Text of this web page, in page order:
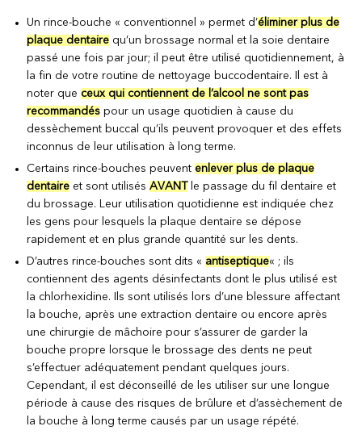
Un rince-bouche « conventionnel » permet d’éliminer plus de
plaque dentaire qu’un brossage normal et la soie dentaire
passé une fois par jour; il peut être utilisé quotidiennement, à
la fin de votre routine de nettoyage buccodentaire. Il est à
noter que ceux qui contiennent de l’alcool ne sont pas
recommandés pour un usage quotidien à cause du
dessèchement buccal qu’ils peuvent provoquer et des effets
inconnus de leur utilisation à long terme.
Certains rince-bouches peuvent enlever plus de plaque
dentaire et sont utilisésAVANTle passage du fil dentaire et
du brossage. Leur utilisation quotidienne est indiquée chez
les gens pour lesquels la plaque dentaire se dépose
rapidement et en plus grande quantité sur les dents.
D’autres rince-bouches sont dits « antiseptique« ; ils
contiennent des agents désinfectants dont le plus utilisé est
la chlorhexidine. Ils sont utilisés lors d’une blessure affectant
la bouche, après une extraction dentaire ou encore après
une chirurgie de mâchoire pour s’assurer de garder la
bouche propre lorsque le brossage des dents ne peut
s’effectuer adéquatement pendant quelques jours.
Cependant, il est déconseillé de les utiliser sur une longue
période à cause des risques de brûlure et d’assèchement de
la bouche à long terme causés par un usage répété.